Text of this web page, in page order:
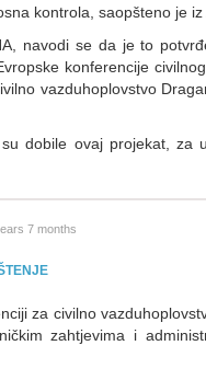
kontrola, saopšteno je
navodi se da je to
konferencije
vazduhoplovstvo
dobile ovaj projekat, za
7 months
za civilno
zahtjevima i